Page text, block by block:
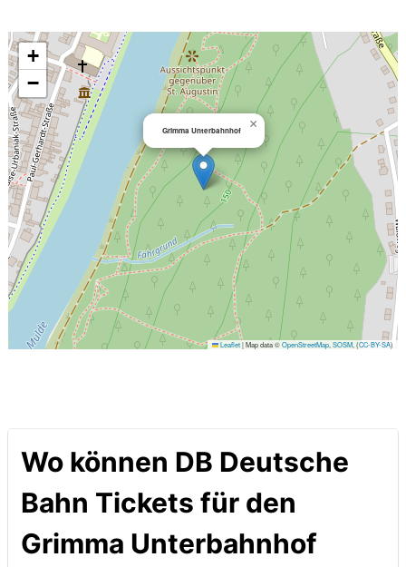
Grimma Unterbahnhof ×
+
−
Leaflet|Map data ©OpenStreetMap ,SOSM , (CC-BY-SA)
Wo können DB Deutsche
Bahn Tickets für den
Grimma Unterbahnhof